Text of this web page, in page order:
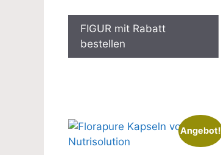
war:
49,95 €
ist:
29,95 €.
FIGUR mit Rabatt
bestellen
Angebot!